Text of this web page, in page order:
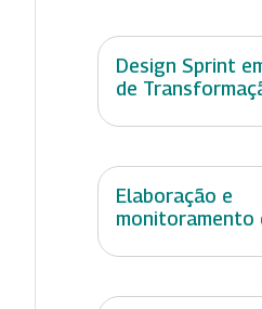
Design Sprint
de
Elaboração e
monitoramento